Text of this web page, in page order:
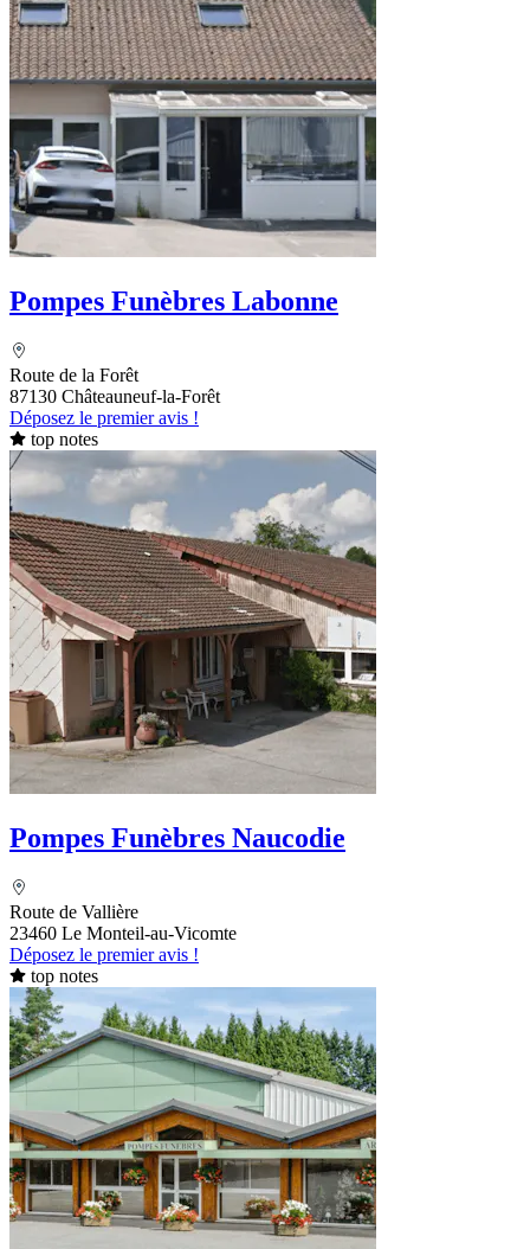
Pompes Funèbres Labonne
Route de la Forêt
87130 Châteauneuf-la-Forêt
Déposez le premier avis !
top notes
Pompes Funèbres Naucodie
Route de Vallière
23460 Le Monteil-au-Vicomte
Déposez le premier avis !
top notes